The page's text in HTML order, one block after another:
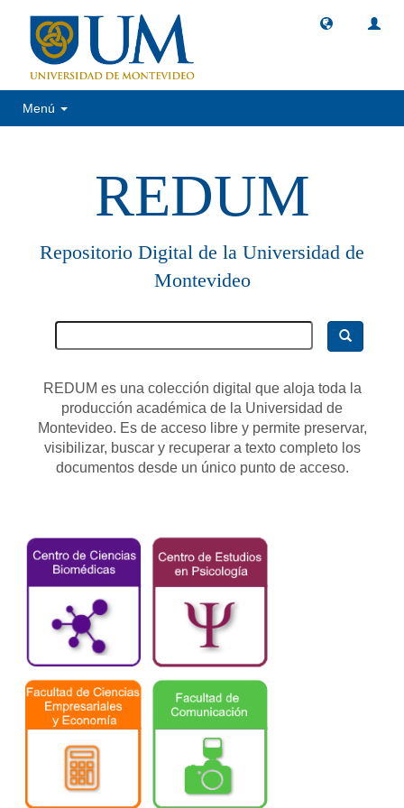
Menú
REDUM
Repositorio Digital de la Universidad de
Montevideo
REDUM es una colección digital que aloja toda la
producción académica de la Universidad de
Montevideo. Es de acceso libre y permite preservar,
visibilizar, buscar y recuperar a texto completo los
documentos desde un único punto de acceso.